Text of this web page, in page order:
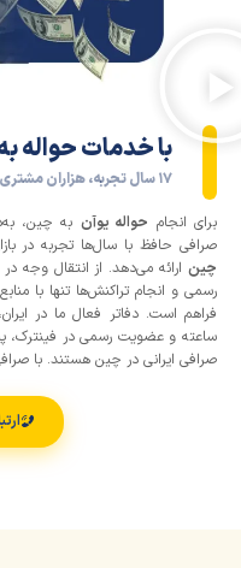
با خدمات حواله به
انجام حواله یوآنبه چین، به‌دنبال
حافظ با سال‌ها تجربه در بازارهای
و انجام تراکنش‌ها تنها با منابع
و عضویت رسمی در فینترک،
ایرانی در چین هستند. با صرافی
ارتباط